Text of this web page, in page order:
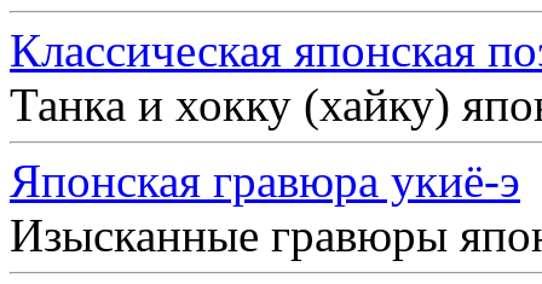
Классическая японская
Танка и хокку (хайку)
Японская гравюра укиё-э
Изысканные гравюры